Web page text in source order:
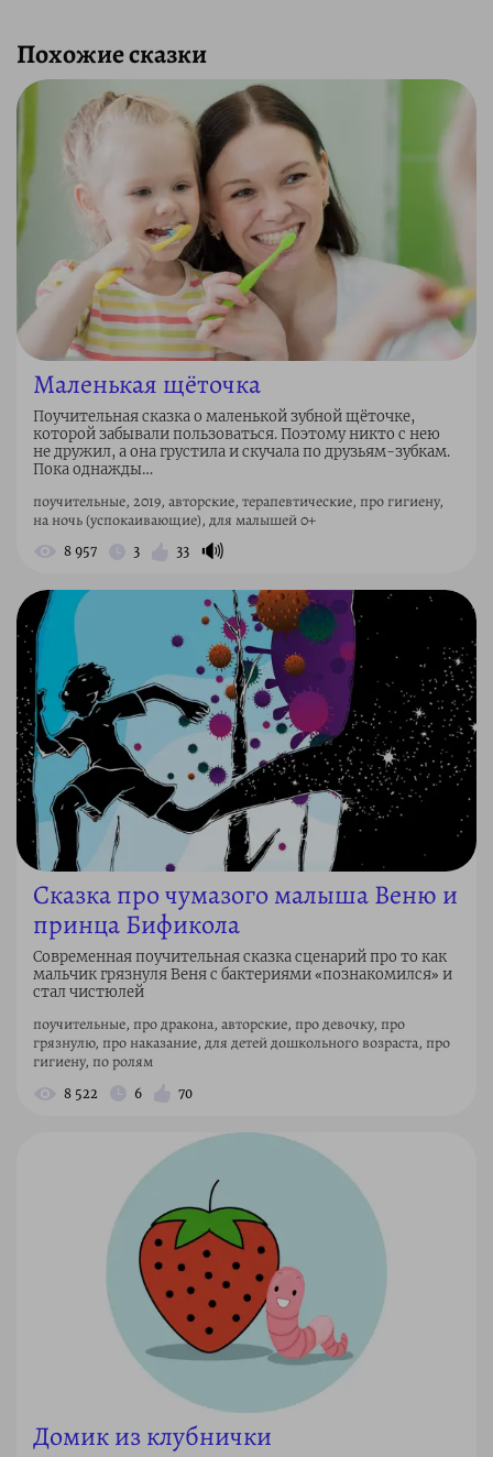
Похожие сказки
Маленькая щёточка
Поучительная сказка о маленькой зубной щёточке,
которой забывали пользоваться. Поэтому никто с нею
не дружил, а она грустила и скучала по друзьям-зубкам.
Пока однажды…
поучительные, 2019, авторские, терапевтические, про гигиену,
на ночь (успокаивающие), для малышей 0+
8 957 3 33 🔊
Сказка про чумазого малыша Веню и
принца Бификола
Современная поучительная сказка сценарий про то как
мальчик грязнуля Веня с бактериями «познакомился» и
стал чистюлей
поучительные, про дракона, авторские, про девочку, про
грязнулю, про наказание, для детей дошкольного возраста, про
гигиену, по ролям
8 522 6 70
Домик из клубнички